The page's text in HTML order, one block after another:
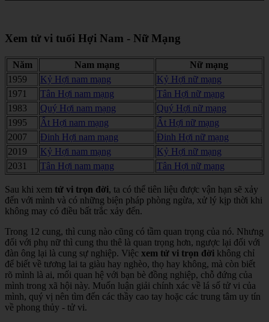
Xem tử vi tuổi Hợi Nam - Nữ Mạng
Năm Nam mạng
Nữ mạng
1959
Kỷ Hợi nam mạng
Kỷ Hợi nữ mạng
1971
Tân Hợi nam mạng
Tân Hợi nữ mạng
1983
Quý Hợi nam mạng
Quý Hợi nữ mạng
1995
Ất Hợi nam mạng
Ất Hợi nữ mạng
2007
Đinh Hợi nam mạng
Đinh Hợi nữ mạng
2019
Kỷ Hợi nam mạng
Kỷ Hợi nữ mạng
2031
Tân Hợi nam mạng Tân Hợi nữ mạng
Sau khi xem tử vi trọn đời, ta có thể tiên liệu được vận hạn sẽ xảy
đến với mình và có những biện pháp phòng ngừa, xử lý kịp thời khi
không may có điều bất trắc xảy đến.
Trong 12 cung, thì cung nào cũng có tầm quan trọng của nó. Nhưng
đối với phụ nữ thì cung thu thê là quan trọng hơn, ngược lại đối với
đàn ông lại là cung sự nghiệp. Việc xem tử vi trọn đời không chỉ
để biết về tương lai ta giàu hay nghèo, thọ hay không, mà còn biết
rõ mình là ai, mối quan hệ với bạn bè đồng nghiệp, chỗ đứng của
mình trong xã hội này. Muốn luận giải chính xác về lá số tử vi của
mình, quý vị nên tìm đến các thầy cao tay hoặc các trung tâm uy tín
về phong thủy - tử vi.